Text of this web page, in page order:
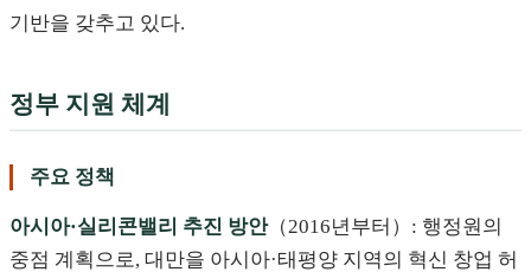
기반을 갖추고 있다.
정부 지원 체계
주요 정책
아시아·실리콘밸리 추진 방안（2016년부터）: 행정원의
중점 계획으로, 대만을 아시아·태평양 지역의 혁신 창업 허